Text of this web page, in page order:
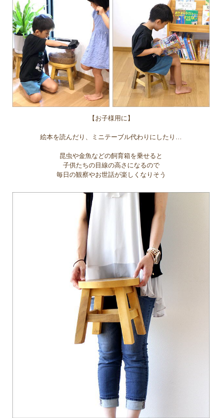
【お子様用に】
絵本を読んだり、ミニテーブル代わりにしたり…
昆虫や金魚などの飼育箱を乗せると
子供たちの目線の高さになるので
毎日の観察やお世話が楽しくなりそう